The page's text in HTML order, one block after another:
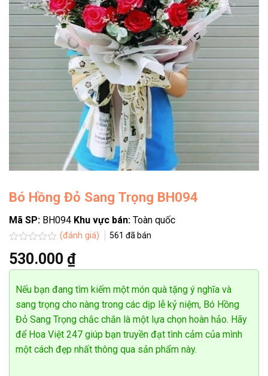
Bó Hồng Đỏ Sang Trọng BH094
Mã SP: BH094 Khu vực bán: Toàn quốc
xếp
hạng
(đánh giá) 561 đã bán
530.000 ₫
Nếu bạn đang tìm kiếm một món quà tặng ý nghĩa và
sang trọng cho nàng trong các dịp lễ kỷ niệm, Bó Hồng
Đỏ Sang Trọng chắc chắn là một lựa chọn hoàn hảo. Hãy
để Hoa Việt 247 giúp bạn truyền đạt tình cảm của mình
một cách đẹp nhất thông qua sản phẩm này.